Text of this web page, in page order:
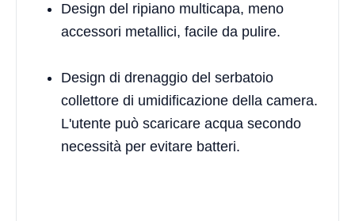
Design del ripiano multicapa, meno
accessori metallici, facile da pulire.
Design di drenaggio del serbatoio
collettore di umidificazione della camera.
L'utente può scaricare acqua secondo
necessità per evitare batteri.